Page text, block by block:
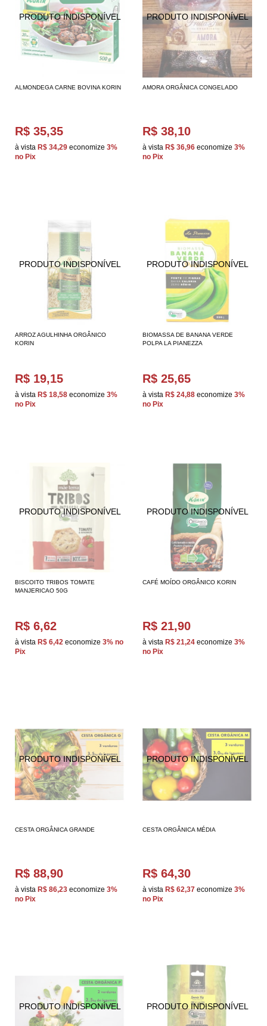
ALMONDEGA CARNE BOVINA KORIN
R$ 35,35
à vista R$ 34,29 economize 3%
no Pix
AMORA ORGÂNICA CONGELADO
R$ 38,10
à vista R$ 36,96 economize 3%
no Pix
ARROZ AGULHINHA ORGÂNICO
KORIN
R$ 19,15
à vista R$ 18,58 economize 3%
no Pix
BIOMASSA DE BANANA VERDE
POLPA LA PIANEZZA
R$ 25,65
à vista R$ 24,88 economize 3%
no Pix
BISCOITO TRIBOS TOMATE
MANJERICAO 50G
R$ 6,62
à vista R$ 6,42 economize 3% no
Pix
CAFÉ MOÍDO ORGÂNICO KORIN
R$ 21,90
à vista R$ 21,24 economize 3%
no Pix
CESTA ORGÂNICA GRANDE
R$ 88,90
à vista R$ 86,23 economize 3%
no Pix
CESTA ORGÂNICA MÉDIA
R$ 64,30
à vista R$ 62,37 economize 3%
no Pix